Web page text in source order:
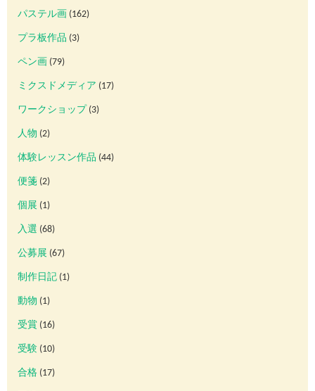
パステル画 (162)
プラ板作品 (3)
ペン画 (79)
ミクスドメディア (17)
ワークショップ (3)
人物 (2)
体験レッスン作品 (44)
便箋 (2)
個展 (1)
入選 (68)
公募展 (67)
制作日記 (1)
動物 (1)
受賞 (16)
受験 (10)
合格 (17)